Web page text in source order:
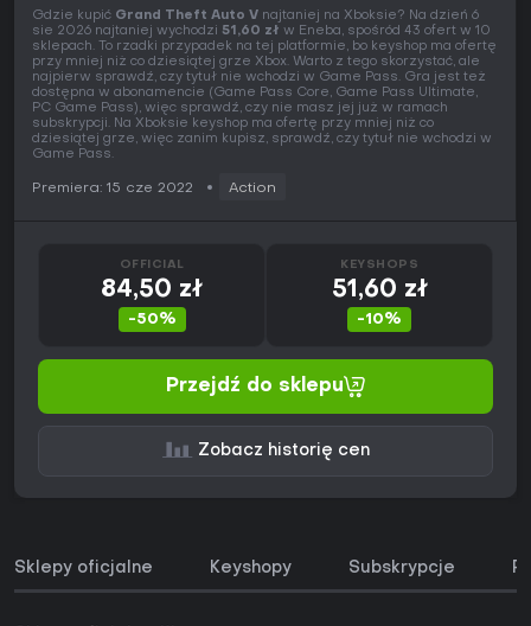
Gdzie kupić Grand Theft Auto V najtaniej na Xboksie? Na dzień 6
sie 2026 najtaniej wychodzi 51,60 zł w Eneba, spośród 43 ofert w 10
sklepach. To rzadki przypadek na tej platformie, bo keyshop ma ofertę
przy mniej niż co dziesiątej grze Xbox. Warto z tego skorzystać, ale
najpierw sprawdź, czy tytuł nie wchodzi w Game Pass. Gra jest też
dostępna w abonamencie (Game Pass Core, Game Pass Ultimate,
PC Game Pass), więc sprawdź, czy nie masz jej już w ramach
subskrypcji. Na Xboksie keyshop ma ofertę przy mniej niż co
dziesiątej grze, więc zanim kupisz, sprawdź, czy tytuł nie wchodzi w
Game Pass.
Premiera: 15 cze 2022 Action
OFFICIAL
84,50 zł
-50%
KEYSHOPS
51,60 zł
-10%
Przejdź do sklepu
Zobacz historię cen
Sklepy oficjalne Keyshopy Subskrypcje